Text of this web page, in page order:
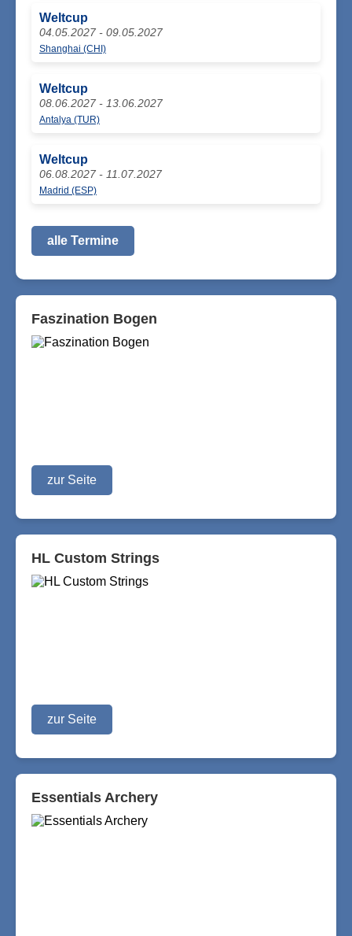
Weltcup
04.05.2027 - 09.05.2027
Shanghai (CHI)
Weltcup
08.06.2027 - 13.06.2027
Antalya (TUR)
Weltcup
06.08.2027 - 11.07.2027
Madrid (ESP)
alle Termine
Faszination Bogen
zur Seite
HL Custom Strings
zur Seite
Essentials Archery